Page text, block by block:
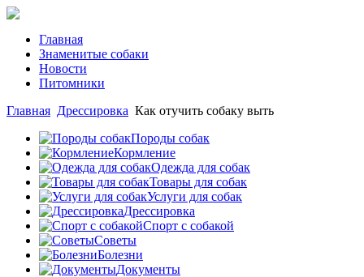
Главная
Знаменитые собаки
Новости
Питомники
Главная Дрессировка Как отучить собаку выть
Породы собак
Кормление
Одежда для собак
Товары для собак
Услуги для собак
Дрессировка
Спорт с собакой
Советы
Болезни
Документы